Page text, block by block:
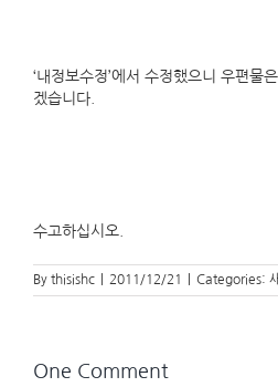
‘내정보수정’에서 수정했으니 우편물
겠습니다.
수고하십시오.
By thisishc 2011/12/21 Categories:
One Comment